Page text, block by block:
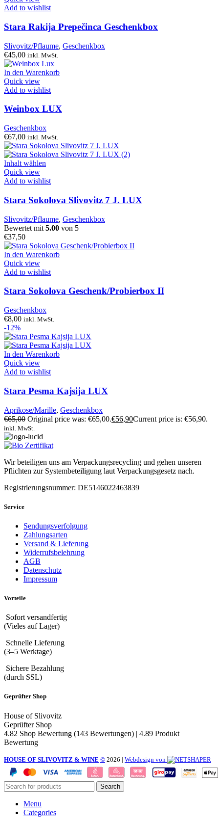
Add to wishlist
Stara Rakija Prepečinca Geschenkbox
Slivovitz/Pflaume, Geschenkbox
€45,00 inkl. MwSt.
In den Warenkorb
Quick view
Add to wishlist
Weinbox LUX
Geschenkbox
€67,00 inkl. MwSt.
Inhalt wählen
Quick view
Add to wishlist
Stara Sokolova Slivovitz 7 J. LUX
Slivovitz/Pflaume, Geschenkbox
Bewertet mit 5.00 von 5
€37,50
In den Warenkorb
Quick view
Add to wishlist
Stara Sokolova Geschenk/Probierbox II
Geschenkbox
€8,00 inkl. MwSt.
-12%
In den Warenkorb
Quick view
Add to wishlist
Stara Pesma Kajsija LUX
Aprikose/Marille, Geschenkbox
€65,00 Original price was: €65,00.€56,90Current price is: €56,90.
inkl. MwSt.
Wir beteiligen uns am Verpackungsrecycling und gehen unseren
Pflichten zur Systembeteiligung laut Verpackungsgesetz nach.
Registrierungsnummer: DE5146022463839
Service
Sendungsverfolgung
Zahlungsarten
Versand & Lieferung
Widerrufsbelehrung
AGB
Datenschutz
Impressum
Vorteile
Sofort versandfertig
(Vieles auf Lager)
Schnelle Lieferung
(3–5 Werktage)
Sichere Bezahlung
(durch SSL)
Geprüfter Shop
House of Slivovitz
Geprüfter Shop
4.82 Shop Bewertung (143 Bewertungen) | 4.89 Produkt
Bewertung
HOUSE OF SLIVOVITZ & WINE © 2026 | Webdesign von
Search
Menu
Categories